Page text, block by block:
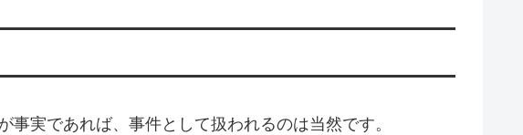
実であれば、事件として扱われるのは当然です。